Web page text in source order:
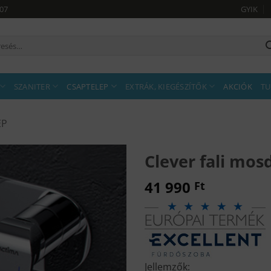
GYIK
SZANITER CSAPTELEP EXTRÁK, KIEGÉSZÍTŐK AKCIÓK
Clever fali
41 990 Ft
Jellemzők: